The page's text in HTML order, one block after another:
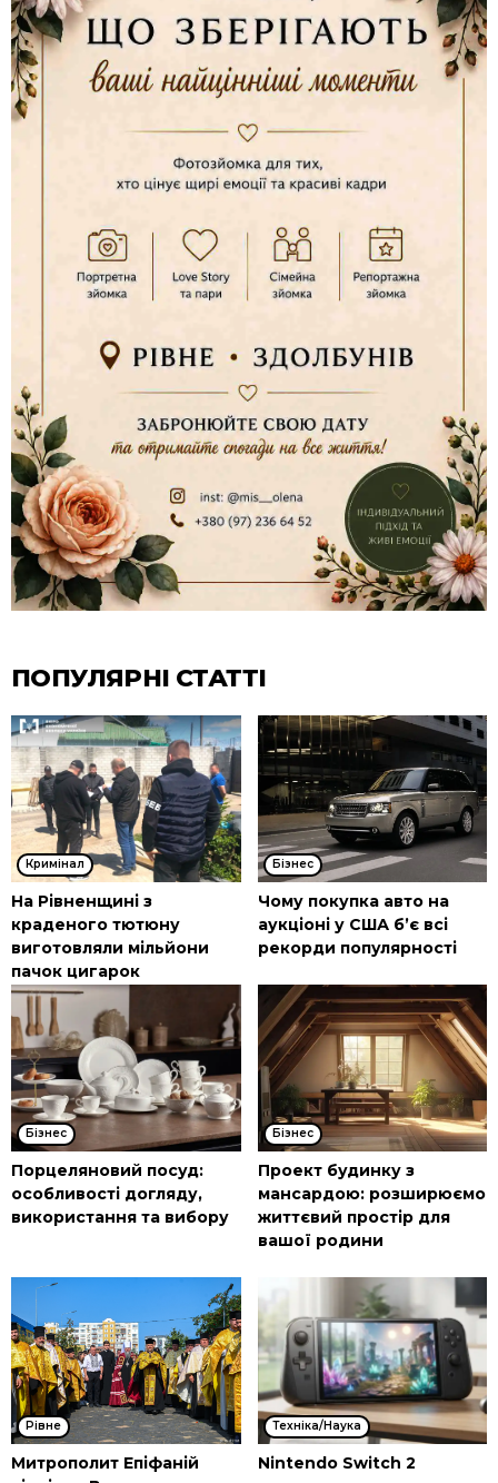
ПОПУЛЯРНІ СТАТТІ
Кримінал
На Рівненщині з
краденого тютюну
виготовляли мільйони
пачок цигарок
Бізнес
Чому покупка авто на
аукціоні у США б’є всі
рекорди популярності
Бізнес
Порцеляновий посуд:
особливості догляду,
використання та вибору
Бізнес
Проект будинку з
мансардою: розширюємо
життєвий простір для
вашої родини
Рівне
Митрополит Епіфаній
Техніка/Наука
Nintendo Switch 2